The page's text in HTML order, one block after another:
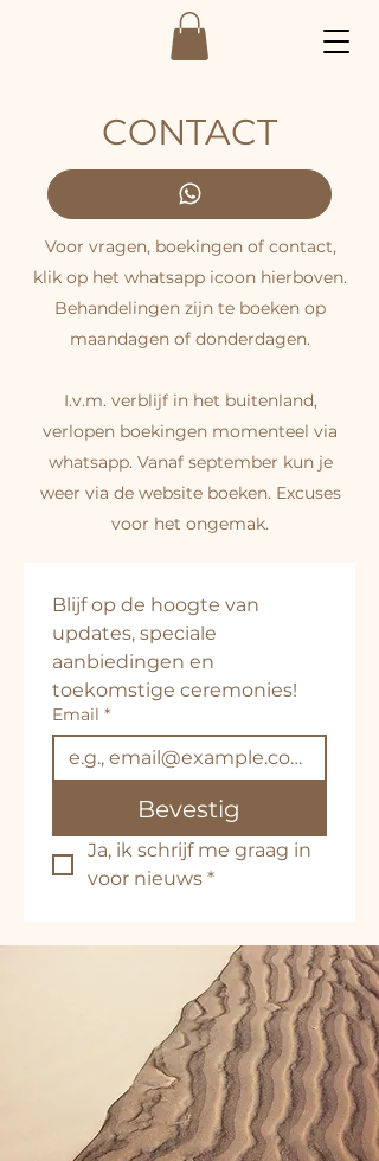
CONTACT
Voor vragen, boekingen of contact,
klik op het whatsapp icoon hierboven.
Behandelingen zijn te boeken op
maandagen of donderdagen.
I.v.m. verblijf in het buitenland,
verlopen boekingen momenteel via
whatsapp. Vanaf september kun je
weer via de website boeken. Excuses
voor het ongemak.
Blijf op de hoogte van
updates, speciale
aanbiedingen en
toekomstige ceremonies!
Email *
Bevestig
Ja, ik schrijf me graag in
voor nieuws *